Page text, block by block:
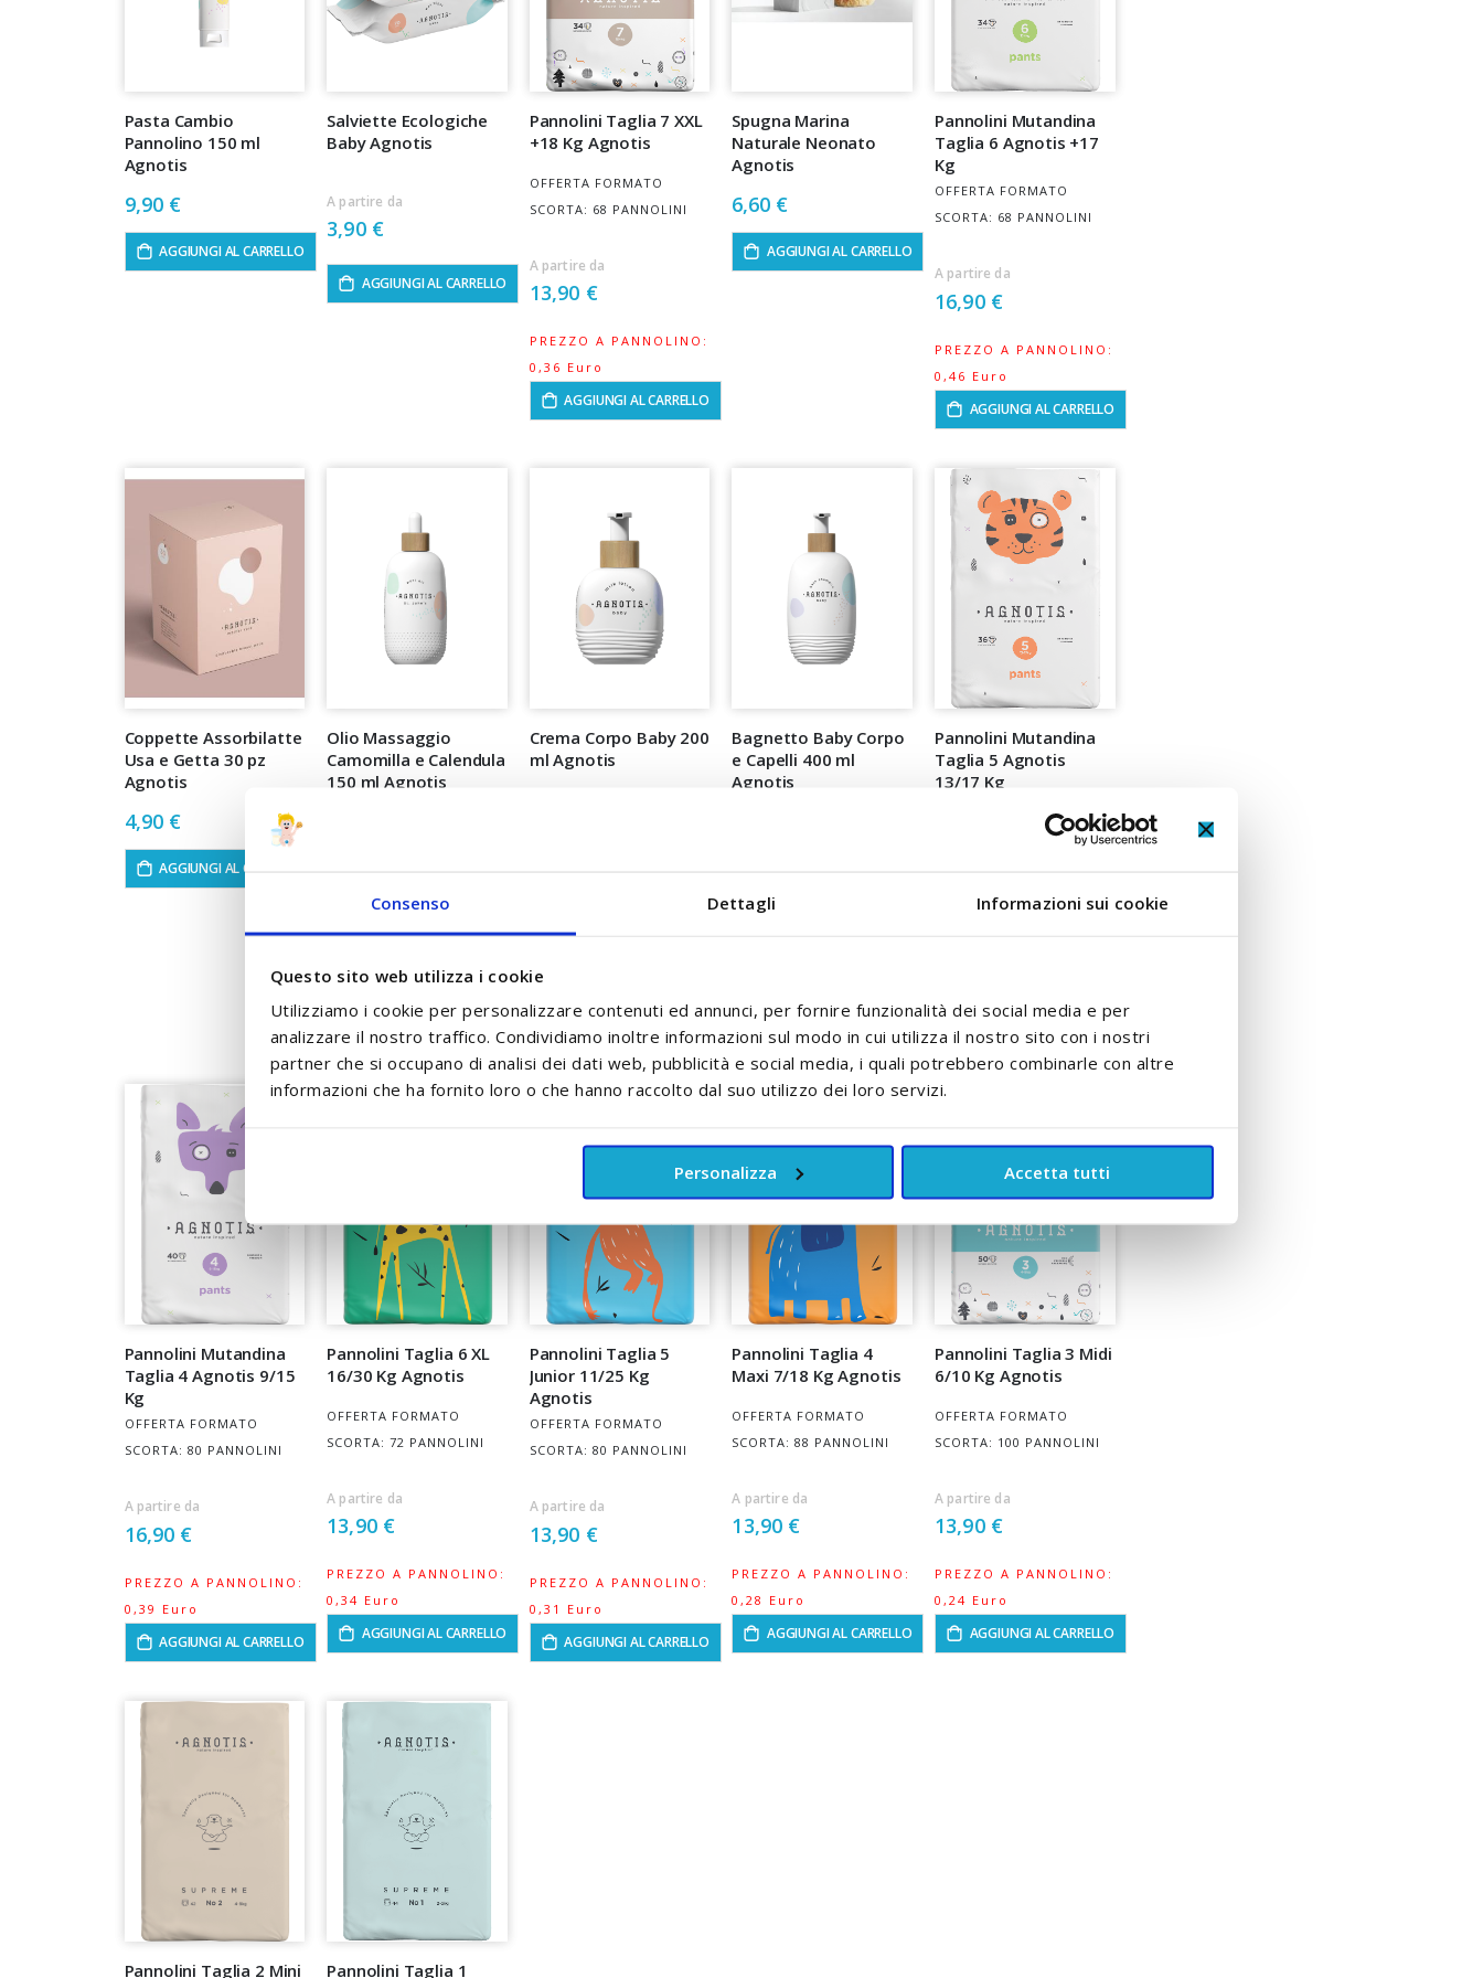
Consenso Dettagli Informazioni sui cookie
Questo sito web utilizza i cookie
Utilizziamo i cookie per personalizzare contenuti ed annunci, per fornire funzionalità dei social media e per
analizzare il nostro traffico. Condividiamo inoltre informazioni sul modo in cui utilizza il nostro sito con i nostri
partner che si occupano di analisi dei dati web, pubblicità e social media, i quali potrebbero combinarle con altre
informazioni che ha fornito loro o che hanno raccolto dal suo utilizzo dei loro servizi.
Personalizza Accetta tutti
Pasta Cambio
Pannolino 150 ml
Agnotis
9,90 €
AGGIUNGI AL CARRELLO
Salviette Ecologiche
Baby Agnotis
A partire da
3,90 €
AGGIUNGI AL CARRELLO
Pannolini Taglia 7 XXL
+18 Kg Agnotis
OFFERTA FORMATO
SCORTA: 68 PANNOLINI
A partire da
13,90 €
PREZZO A PANNOLINO:
0,36 Euro
AGGIUNGI AL CARRELLO
Spugna Marina
Naturale Neonato
Agnotis
6,60 €
AGGIUNGI AL CARRELLO
Pannolini Mutandina
Taglia 6 Agnotis +17
Kg
OFFERTA FORMATO
SCORTA: 68 PANNOLINI
A partire da
16,90 €
PREZZO A PANNOLINO:
0,46 Euro
AGGIUNGI AL CARRELLO
Coppette Assorbilatte
Usa e Getta 30 pz
Agnotis
4,90 €
AGGIUNGI AL CARRELLO
Olio Massaggio
Camomilla e Calendula
150 ml Agnotis
Crema Corpo Baby 200
ml Agnotis
Bagnetto Baby Corpo
e Capelli 400 ml
Agnotis
Pannolini Mutandina
Taglia 5 Agnotis
13/17 Kg
SCORTA: 72 PANNOLINI
16,90 €
AGGIUNGI AL CARRELLO
Pannolini Mutandina
Taglia 4 Agnotis 9/15
Kg
OFFERTA FORMATO
SCORTA: 80 PANNOLINI
A partire da
16,90 €
PREZZO A PANNOLINO:
0,39 Euro
AGGIUNGI AL CARRELLO
Pannolini Taglia 6 XL
16/30 Kg Agnotis
OFFERTA FORMATO
SCORTA: 72 PANNOLINI
A partire da
13,90 €
PREZZO A PANNOLINO:
0,34 Euro
AGGIUNGI AL CARRELLO
Pannolini Taglia 5
Junior 11/25 Kg
Agnotis
OFFERTA FORMATO
SCORTA: 80 PANNOLINI
A partire da
13,90 €
PREZZO A PANNOLINO:
0,31 Euro
AGGIUNGI AL CARRELLO
Pannolini Taglia 4
Maxi 7/18 Kg Agnotis
OFFERTA FORMATO
SCORTA: 88 PANNOLINI
A partire da
13,90 €
PREZZO A PANNOLINO:
0,28 Euro
AGGIUNGI AL CARRELLO
Pannolini Taglia 3 Midi
6/10 Kg Agnotis
OFFERTA FORMATO
SCORTA: 100 PANNOLINI
A partire da
13,90 €
PREZZO A PANNOLINO:
0,24 Euro
AGGIUNGI AL CARRELLO
Pannolini Taglia 2 Mini
Pannolini Taglia 1